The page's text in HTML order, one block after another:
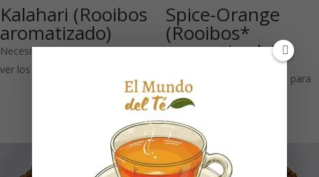
Kalahari (Rooibos
aromatizado)
Necesitas estar registrado para
ver los precios
Spice-Orange
(Rooibos*
aromatizado)
Necesitas estar registrado para
ver los precios